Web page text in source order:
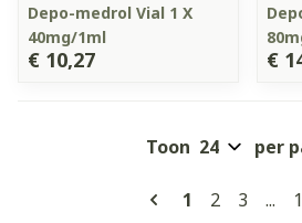
Depo-medrol Vial 1 X
40mg/1ml
€ 10,27 €
U lees
1 Pagina
2 Pagina
3 ...
Toon per